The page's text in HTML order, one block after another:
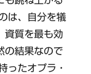
は、自分を犠
資質を最も効
の結果なので
ったオプラ・